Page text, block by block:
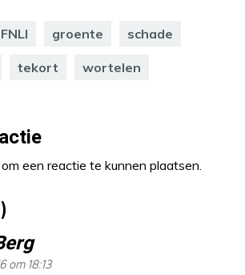
FNLI groente schade
tekort wortelen
om een reactie te kunnen plaatsen.
om 18:13